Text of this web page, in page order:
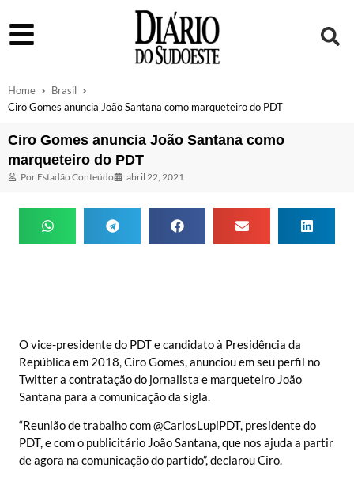
Home
Brasil
Ciro Gomes anuncia João Santana como marqueteiro do PDT
Ciro Gomes anuncia João Santana como
marqueteiro do PDT
Por Estadão Conteúdo abril 22, 2021
O vice-presidente do PDT e candidato à Presidência da
República em 2018, Ciro Gomes, anunciou em seu perfil no
Twitter a contratação do jornalista e marqueteiro João
Santana para a comunicação da sigla.
“Reunião de trabalho com @CarlosLupiPDT, presidente do
PDT, e com o publicitário João Santana, que nos ajuda a partir
de agora na comunicação do partido”, declarou Ciro.